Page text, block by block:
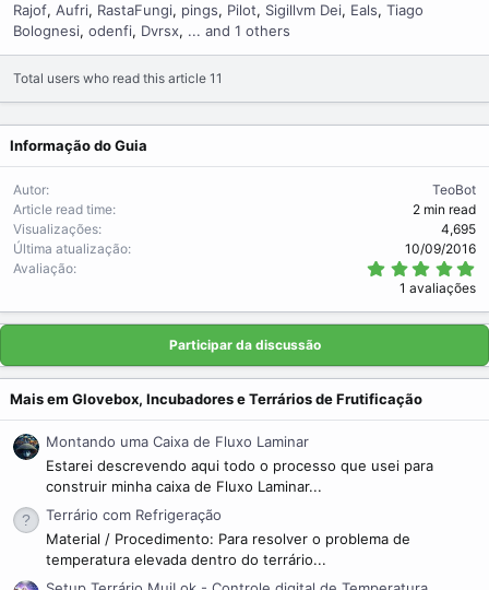
Rajof Aufri RastaFungi pings Pilot Sigillvm Dei Eals Tiago
Bolognesi odenfi Dvrsx ... and 1 others
Total users who read this article 11
Informação do Guia
Autor
TeoBot
Article read time
2 min read
Visualizações
4,695
Última atualização
10/09/2016
Avaliação
.
0
0
s
e
(
1 avaliações
Participar da discussão
Mais em Glovebox, Incubadores e Terrários de Frutificação
Montando uma Caixa de Fluxo Laminar
Estarei descrevendo aqui todo o processo que usei para
construir minha caixa de Fluxo Laminar...
Terrário com Refrigeração
Material / Procedimento: Para resolver o problema de
temperatura elevada dentro do terrário...